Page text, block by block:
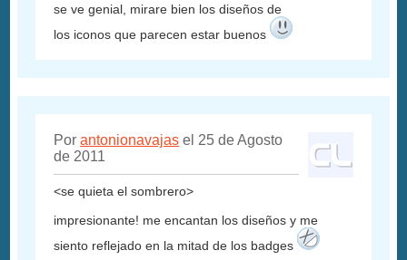
se ve genial, mirare bien los diseños de
los iconos que parecen estar buenos
Porantonionavajas el 25 de Agosto
de 2011
<se quieta el sombrero>
impresionante! me encantan los diseños y me
siento reflejado en la mitad de los badges